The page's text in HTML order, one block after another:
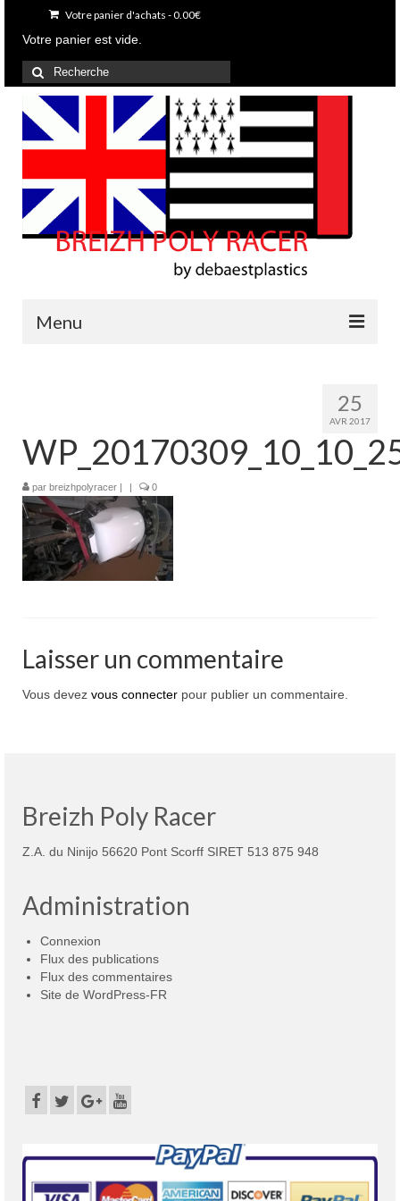
Votre panier d'achats -0.00€
Votre panier est vide.
Rechercher
:
Menu
Projets en cours
Mon compte
Mon panier
Nous contacter
25
AVR 2017
par breizhpolyracer 0
Laisser un commentaire
Vous devez vous connecter pour publier un commentaire.
Breizh Poly Racer
Z.A. du Ninijo 56620 Pont Scorff SIRET 513 875 948
Administration
Connexion
Flux des publications
Flux des commentaires
Site de WordPress-FR